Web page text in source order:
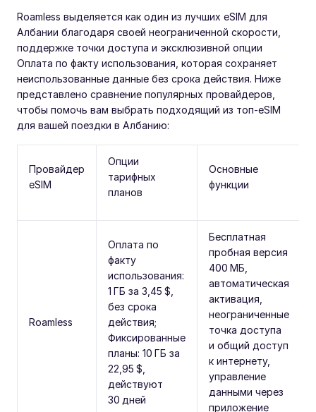
Roamless выделяется как один из лучших eSIM для
Албании благодаря своей неограниченной скорости,
поддержке точки доступа и эксклюзивной опции
Оплата по факту использования, которая сохраняет
неиспользованные данные без срока действия. Ниже
представлено сравнение популярных провайдеров,
чтобы помочь вам выбрать подходящий из топ‑eSIM
для вашей поездки в Албанию:
Провайдер
eSIM
Опции
тарифных
планов
Основные
функции
Roamless
Оплата по
факту
использования:
1 ГБ за 3,45 $,
без срока
действия;
Фиксированные
планы: 10 ГБ за
22,95 $,
действуют
30 дней
Бесплатная
пробная версия
400 МБ,
автоматическая
активация,
неограниченные
точка доступа
и общий доступ
к интернету,
управление
данными через
приложение